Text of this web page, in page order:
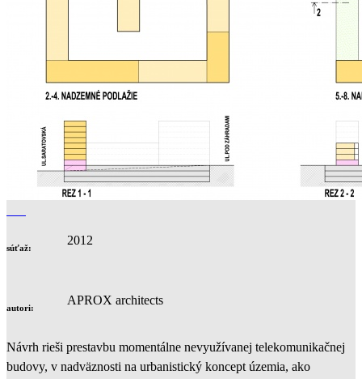
súťaž:
2012
autori:
APROX architects
Návrh rieši prestavbu momentálne nevyužívanej telekomunikačnej
budovy, v nadväznosti na urbanistický koncept územia, ako